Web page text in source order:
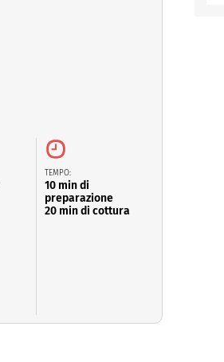
TEMPO:
10 min di
preparazione
20 min di cottura